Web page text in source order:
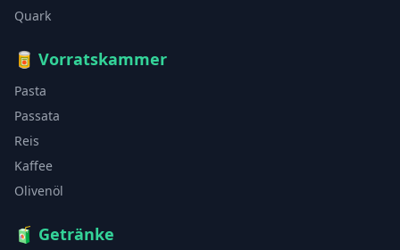
Quark
🥫 Vorratskammer
Pasta
Passata
Reis
Kaffee
Olivenöl
🧃 Getränke